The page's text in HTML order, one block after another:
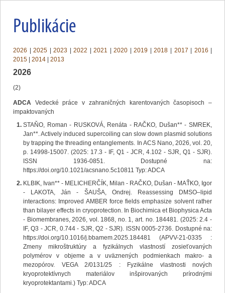
Publikácie
2026 |2025 |2023 |2022 |2021 |2020 |2019 |2018 2017 2016
2015
2014 2013
2026
(2)
ADCA Vedecké práce v zahraničných karentovaných časopisoch –
impaktovaných
STAŇO, Roman - RUSKOVÁ, Renáta - RAČKO, Dušan** - SMREK,
Jan**. Actively induced supercoiling can slow down plasmid solutions
by trapping the threading entanglements. In ACS Nano, 2026, vol. 20,
p. 14998-15007. (2025: 17.3 - IF, Q1 - JCR, 4.102 - SJR, Q1 - SJR).
ISSN 1936-0851. Dostupné na:
https://doi.org/10.1021/acsnano.5c10811 Typ: ADCA
KLBIK, Ivan** - MELICHERČÍK, Milan - RAČKO, Dušan - MAŤKO, Igor
- LAKOTA, Ján - ŠAUŠA, Ondrej. Reassessing DMSO–lipid
interactions: Improved AMBER force fields emphasize solvent rather
than bilayer effects in cryoprotection. In Biochimica et Biophysica Acta
- Biomembranes, 2026, vol. 1868, no. 1, art. no. 184481. (2025: 2.4 -
IF, Q3 - JCR, 0.744 - SJR, Q2 - SJR). ISSN 0005-2736. Dostupné na:
https://doi.org/10.1016/j.bbamem.2025.184481 (APVV-21-0335 :
Zmeny mikroštruktúry a fyzikálnych vlastností zosieťovaných
polymérov v objeme a v uväznených podmienkach makro- a
mezopórov. VEGA 2/0131/25 : Fyzikálne vlastnosti nových
kryoprotektívnych materiálov inšpirovaných prírodnými
kryoprotektantami.) Typ: ADCA